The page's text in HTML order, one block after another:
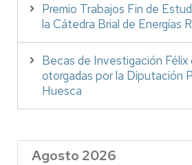
Premio Trabajos Fin de
la Cátedra Brial de Energías
Becas de Investigación Félix
otorgadas por la Diputación
Huesca
Agosto 2026